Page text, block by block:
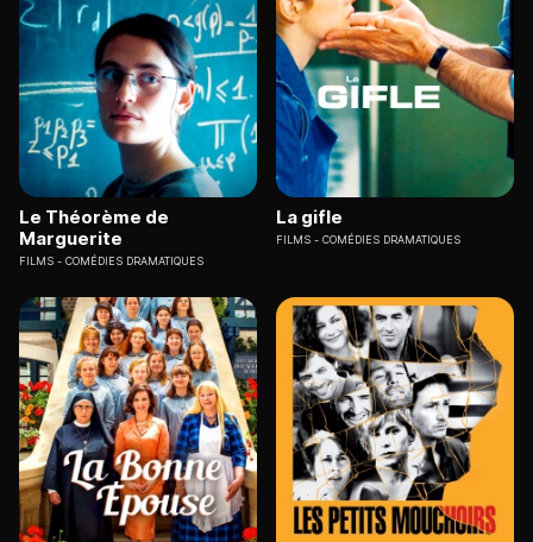
Le Théorème de
Marguerite
FILMS COMÉDIES DRAMATIQUES
La gifle
FILMS COMÉDIES DRAMATIQUES